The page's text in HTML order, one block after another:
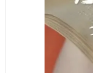
千年窑火